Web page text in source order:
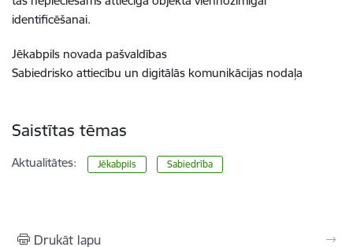
identificēšanai.
Jēkabpils novada pašvaldības
Sabiedrisko attiecību un digitālās komunikācijas nodaļa
Saistītas tēmas
Aktualitātes: Jēkabpils Sabiedrība
Drukāt lapu